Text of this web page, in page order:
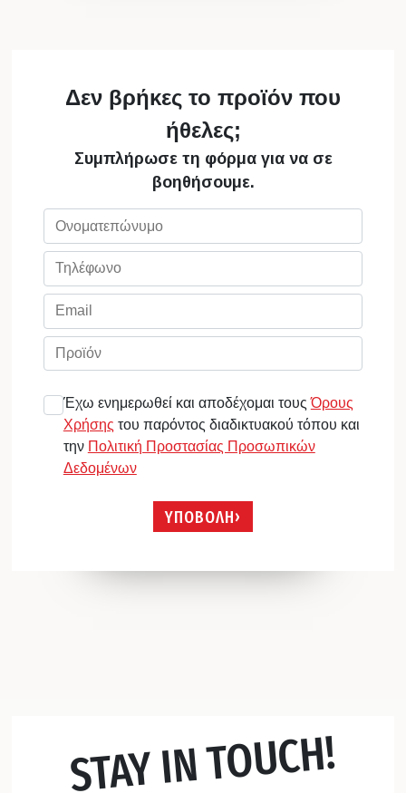
Δεν βρήκες το προϊόν που
ήθελες;
Συμπλήρωσε τη φόρμα για να σε
βοηθήσουμε.
Έχω ενημερωθεί και αποδέχομαι τουςΌρους
Χρήσης του παρόντος διαδικτυακού τόπου και
την Πολιτική Προστασίας Προσωπικών
Δεδομένων
ΥΠΟΒΟΛΗ
STAY IN TOUCH!